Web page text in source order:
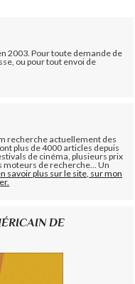
2003. Pour toute demande de
ou pour tout envoi de
recherche actuellement des
plus de 4000 articles depuis
de cinéma, plusieurs prix
moteurs de recherche... Un
savoir plus sur le site, sur mon
DE